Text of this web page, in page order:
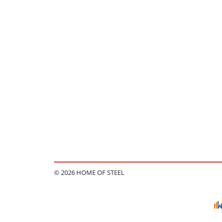
© 2026 HOME OF STEEL